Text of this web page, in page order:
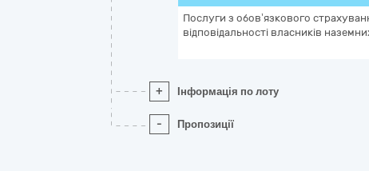
Послуги з обов’язкового
відповідальності власників
+ Інформація по лоту
- Пропозиції